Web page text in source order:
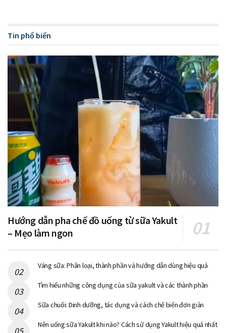
Tin phổ biến
Hướng dẫn pha chế đồ uống từ sữa Yakult
– Mẹo làm ngon
Váng sữa: Phân loại, thành phần và hướng dẫn dùng hiệu quả
Tìm hiểu những công dụng của sữa yakult và các thành phần
Sữa chuối: Dinh dưỡng, tác dụng và cách chế biến đơn giản
Nên uống sữa Yakult khi nào? Cách sử dụng Yakult hiệu quả nhất